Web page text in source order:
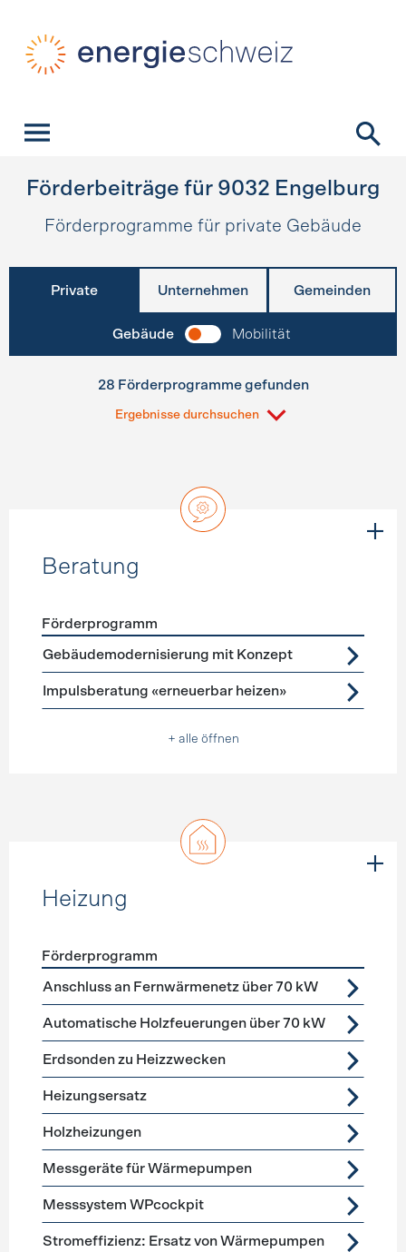
Förderbeiträge für 9032 Engelburg
Förderprogramme für private Gebäude
Private Unternehmen Gemeinden
Gebäude Mobilität
28 Förderprogramme gefunden
Ergebnisse durchsuchen
Beratung
Förderprogramme Beratung
Förderprogramm
Gebäudemodernisierung mit Konzept
Impulsberatung «erneuerbar heizen»
+ alle öffnen
Heizung
Förderprogramme Heizung
Förderprogramm
Anschluss an Fernwärmenetz über 70 kW
Automatische Holzfeuerungen über 70 kW
Erdsonden zu Heizzwecken
Heizungsersatz
Holzheizungen
Messgeräte für Wärmepumpen
Messsystem WPcockpit
Stromeffizienz: Ersatz von Wärmepumpen